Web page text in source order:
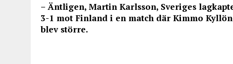
– Äntligen, Martin Karlsson, Sveriges
3-1 mot Finland i en match där Kimmo
blev större.